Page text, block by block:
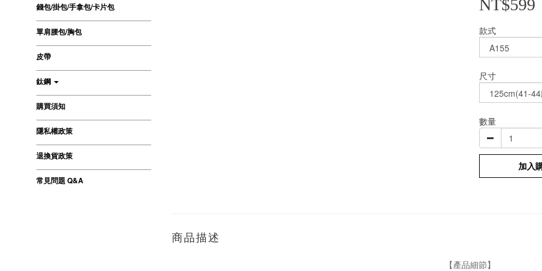
錢包/掛包/手拿包/卡片包
單肩腰包/胸包
皮帶
鈦鋼
購買須知
隱私權政策
退換貨政策
常見問題 Q&A
NT$599
款式
尺寸
數量
加入
商品描述
【產品細節】